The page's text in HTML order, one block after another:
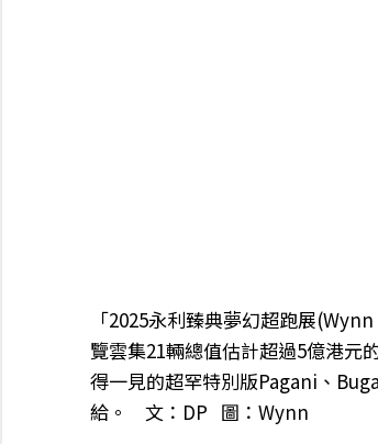
「2025永利臻典夢幻超跑展
覽雲集21輛總值估計超過5億港元
得一見的超罕特別版Pagani、
給。 文：DP 圖：Wynn